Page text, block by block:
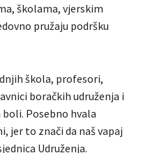
školama, vjerskim
pružaju podršku
škola, profesori,
boračkih udruženja i
Posebno hvala
jer to znači da naš vapaj
Udruženja.